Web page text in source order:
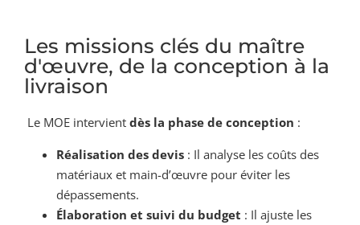
Les missions clés du maître
d'œuvre, de la conception à la
livraison
Le MOE intervient dès la phase de conception :
Réalisation des devis : Il analyse les coûts des
matériaux et main-d’œuvre pour éviter les
dépassements.
Élaboration et suivi du budget : Il ajuste les